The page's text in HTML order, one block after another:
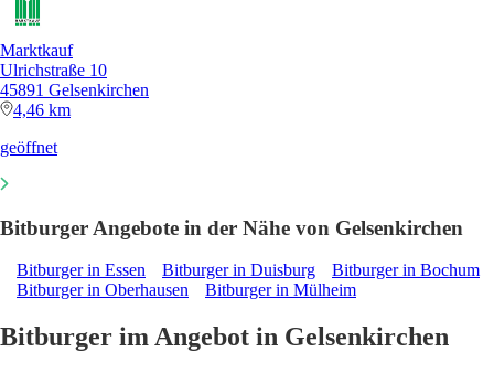
Marktkauf
Ulrichstraße 10
45891 Gelsenkirchen
4,46 km
geöffnet
Bitburger Angebote in der Nähe von Gelsenkirchen
Bitburger in Essen Bitburger in Duisburg
Bitburger in Bochum
Bitburger in Oberhausen
Bitburger in Mülheim
Bitburger im Angebot in Gelsenkirchen